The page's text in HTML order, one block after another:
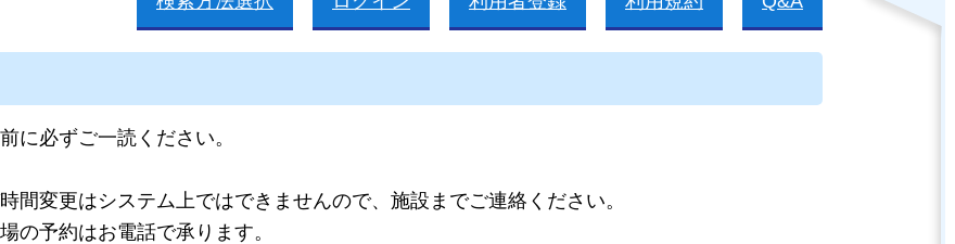
に必ずご一読ください。
間変更はシステム上ではできませんので、施設までご連絡ください。
の予約はお電話で承ります。